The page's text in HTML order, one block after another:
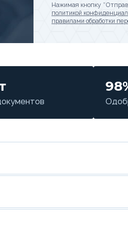
Нажимая кнопку
политикой
правилами обработки